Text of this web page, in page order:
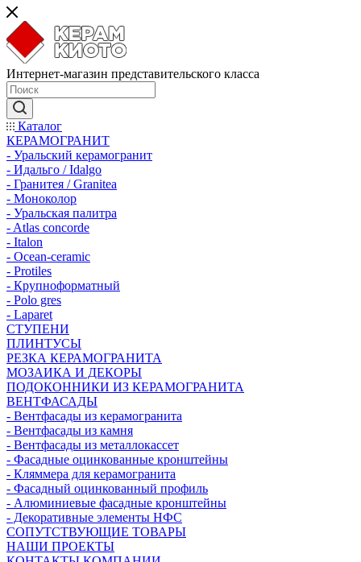
Интернет-магазин представительского класса
Каталог
КЕРАМОГРАНИТ
- Уральский керамогранит
- Идальго / Idalgo
- Гранитея / Granitea
- Моноколор
- Уральская палитра
- Atlas concorde
- Italon
- Ocean-ceramic
- Protiles
- Крупноформатный
- Polo gres
- Laparet
СТУПЕНИ
ПЛИНТУСЫ
РЕЗКА КЕРАМОГРАНИТА
МОЗАИКА И ДЕКОРЫ
ПОДОКОННИКИ ИЗ КЕРАМОГРАНИТА
ВЕНТФАСАДЫ
- Вентфасады из керамогранита
- Вентфасады из камня
- Вентфасады из металлокассет
- Фасадные оцинкованные кронштейны
- Кляммера для керамогранита
- Фасадный оцинкованный профиль
- Алюминиевые фасадные кронштейны
- Декоративные элементы НФС
СОПУТСТВУЮЩИЕ ТОВАРЫ
НАШИ ПРОЕКТЫ